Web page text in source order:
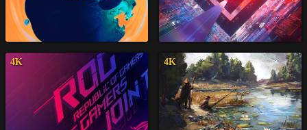
4K 4K